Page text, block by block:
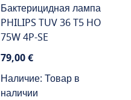
Бактерицидная лампа
PHILIPS TUV 36 T5 HO
75W 4P-SE
79,00 €
Наличие: Товар в
наличии